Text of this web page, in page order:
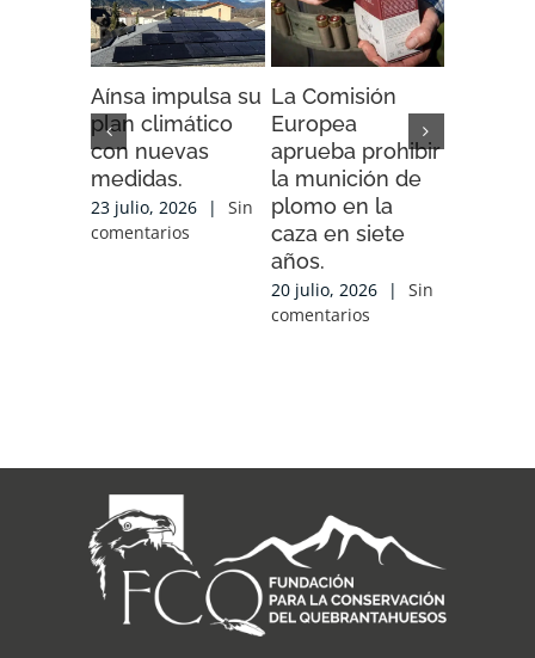
Aínsa impulsa su
plan climático
con nuevas
medidas.
23 julio, 2026 |
Sin
comentarios
La Comisión
Europea
aprueba prohibir
la munición de
plomo en la
caza en siete
años.
20 julio, 2026 |
Sin
comentarios